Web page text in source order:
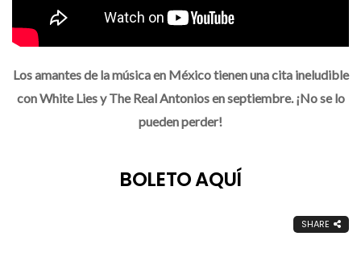
Los amantes de la música en México tienen una cita ineludible
con White Lies y The Real Antonios en septiembre. ¡No se lo
pueden perder!
BOLETO AQUÍ
SHARE